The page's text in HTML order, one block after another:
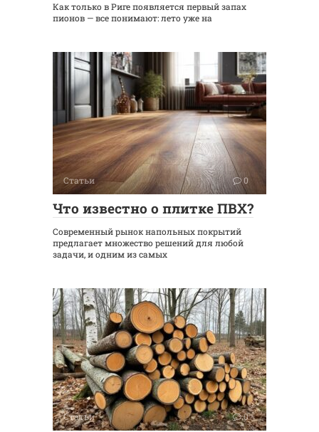
Как только в Риге появляется первый запах
пионов — все понимают: лето уже на
Статьи 0
Что известно о плитке ПВХ?
Современный рынок напольных покрытий
предлагает множество решений для любой
задачи, и одним из самых
Статьи 0